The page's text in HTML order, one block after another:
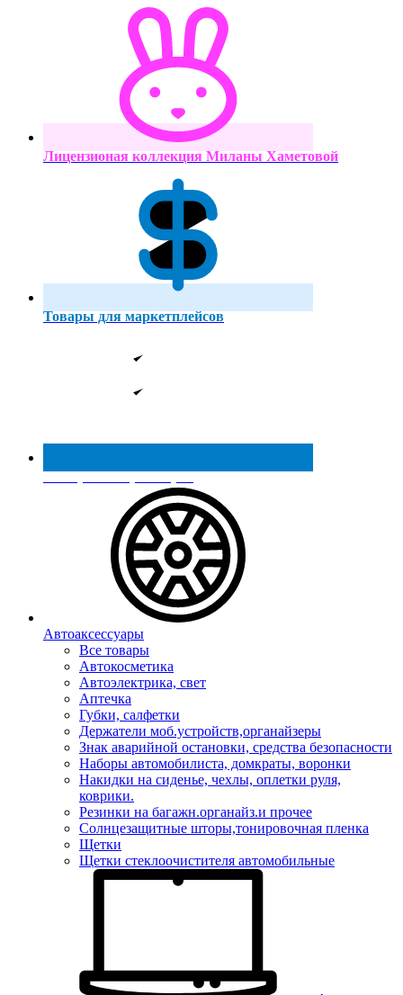
Лицензионая коллекция Миланы Хаметовой
Товары для маркетплейсов
Реестр МинПромТорга
Автоаксессуары
Все товары
Автокосметика
Автоэлектрика, свет
Аптечка
Губки, салфетки
Держатели моб.устройств,органайзеры
Знак аварийной остановки, средства безопасности
Наборы автомобилиста, домкраты, воронки
Накидки на сиденье, чехлы, оплетки руля,
коврики.
Резинки на багажн.органайз.и прочее
Солнцезащитные шторы,тонировочная пленка
Щетки
Щетки стеклоочистителя автомобильные